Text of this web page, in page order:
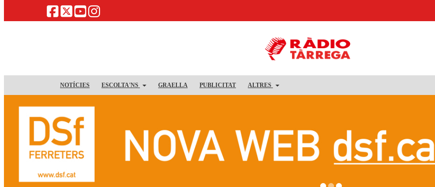
NOTÍCIES ESCOLTA'NS GRAELLA PUBLICITAT ALTRES